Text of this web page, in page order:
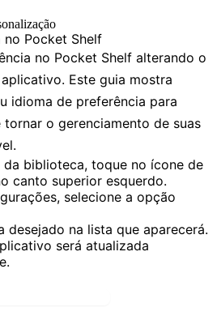
Pocket Shelf
no Pocket Shelf alterando o
Este guia mostra
idioma de preferência para
o gerenciamento de suas
biblioteca, toque no ícone de
canto superior esquerdo.
, selecione a opção
desejado na lista que aparecerá.
será atualizada